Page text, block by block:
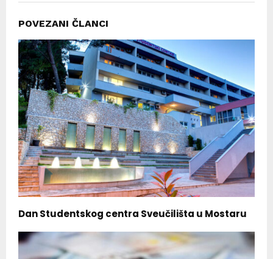
POVEZANI ČLANCI
Dan Studentskog centra Sveučilišta u Mostaru